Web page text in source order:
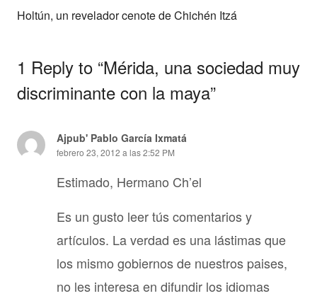
Holtún, un revelador cenote de Chichén Itzá
1 Reply to “Mérida, una sociedad muy
discriminante con la maya”
Ajpub' Pablo García Ixmatá
febrero 23, 2012 a las 2:52 PM
Estimado, Hermano Ch’el
Es un gusto leer tús comentarios y
artículos. La verdad es una lástimas que
los mismo gobiernos de nuestros paises,
no les interesa en difundir los idiomas